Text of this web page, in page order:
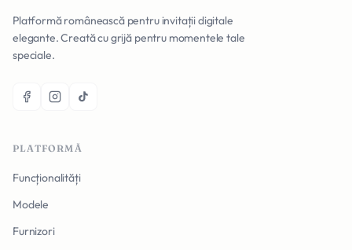
Platformă românească pentru invitații digitale
elegante. Creată cu grijă pentru momentele tale
speciale.
PLATFORMĂ
Funcționalități
Modele
Furnizori